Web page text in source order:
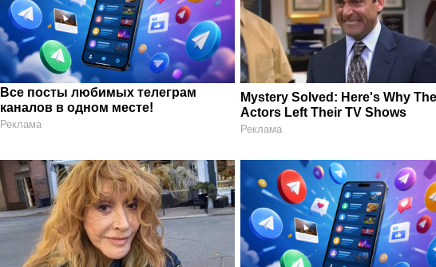
Все посты любимых телеграм
каналов в одном месте!
Реклама
Mystery Solved: Here's Why
Actors Left Their TV Shows
Реклама